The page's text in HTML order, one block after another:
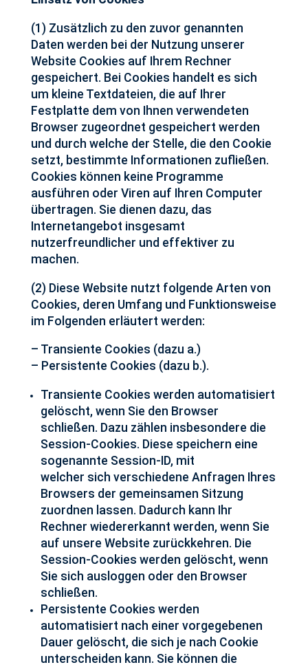
(1) Zusätzlich zu den zuvor genannten
Daten werden bei der Nutzung unserer
Website Cookies auf Ihrem Rechner
gespeichert. Bei Cookies handelt es sich
um kleine Textdateien, die auf Ihrer
Festplatte dem von Ihnen verwendeten
Browser zugeordnet gespeichert werden
und durch welche der Stelle, die den Cookie
setzt, bestimmte Informationen zufließen.
Cookies können keine Programme
ausführen oder Viren auf Ihren Computer
übertragen. Sie dienen dazu, das
Internetangebot insgesamt
nutzerfreundlicher und effektiver zu
machen.
(2) Diese Website nutzt folgende Arten von
Cookies, deren Umfang und Funktionsweise
im Folgenden erläutert werden:
– Transiente Cookies (dazu a.)
– Persistente Cookies (dazu b.).
Transiente Cookies werden automatisiert
gelöscht, wenn Sie den Browser
schließen. Dazu zählen insbesondere die
Session-Cookies. Diese speichern eine
sogenannte Session-ID, mit
welcher sich verschiedene Anfragen Ihres
Browsers der gemeinsamen Sitzung
zuordnen lassen. Dadurch kann Ihr
Rechner wiedererkannt werden, wenn Sie
auf unsere Website zurückkehren. Die
Session-Cookies werden gelöscht, wenn
Sie sich ausloggen oder den Browser
schließen.
Persistente Cookies werden
automatisiert nach einer vorgegebenen
Dauer gelöscht, die sich je nach Cookie
unterscheiden kann. Sie können die